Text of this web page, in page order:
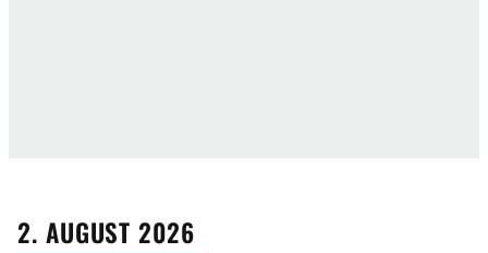
2. AUGUST 2026